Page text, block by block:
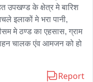
उपखण्ड के क्षेत्र मे बारिश
इलाकों मे भरा पानी,
मे ठण्ड का एहसास, ग्राम
चालक एंव आमजन को हो
Report